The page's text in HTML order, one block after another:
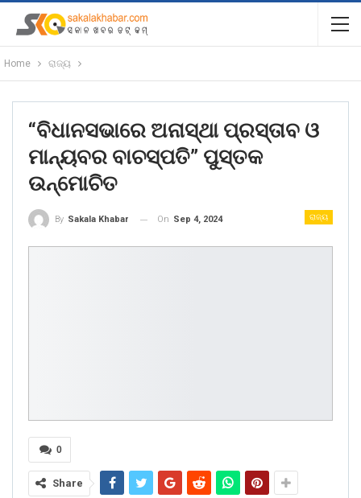
Home ରାଜ୍ୟ
“ବିଧାନସଭାରେ ଅନାସ୍ଥା ପ୍ରସ୍ତାବ ଓ
ମାନ୍ୟବର ବାଚସ୍ପତି” ପୁସ୍ତକ
ଉନ୍ମୋଚିତ
ରାଜ୍ୟ
By Sakala Khabar On Sep 4, 2024
0
Share